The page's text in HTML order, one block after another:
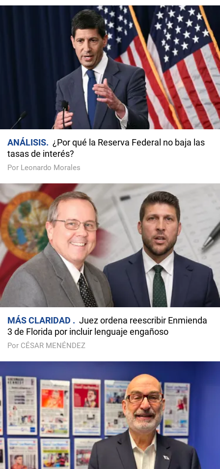
ANÁLISIS
¿Por qué la Reserva Federal no baja las
tasas de interés?
Por Leonardo Morales
MÁS CLARIDAD
Juez ordena reescribir Enmienda
3 de Florida por incluir lenguaje engañoso
Por CÉSAR MENÉNDEZ